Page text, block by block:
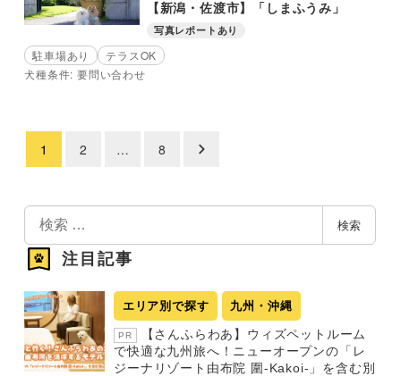
【新潟・佐渡市】「しまふうみ」
写真レポートあり
駐車場あり
テラスOK
犬種条件: 要問い合わせ
投
の
ペ
ー
ジ
送
り
1 2 … 8
索
検索
注目記事
エリア別で探す 九州・沖縄
PR
【さんふらわあ】ウィズペットルーム
で快適な九州旅へ！ニューオープンの「レ
ジーナリゾート由布院 圍-Kakoi-」を含む別